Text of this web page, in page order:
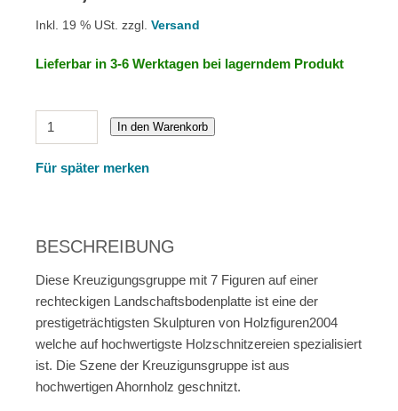
Inkl. 19 % USt. zzgl. Versand
Lieferbar in 3-6 Werktagen bei lagerndem Produkt
In den Warenkorb
Für später merken
BESCHREIBUNG
Diese Kreuzigungsgruppe mit 7 Figuren auf einer
rechteckigen Landschaftsbodenplatte ist eine der
prestigeträchtigsten Skulpturen von Holzfiguren2004
welche auf hochwertigste Holzschnitzereien spezialisiert
ist. Die Szene der Kreuzigunsgruppe ist aus
hochwertigen Ahornholz geschnitzt.